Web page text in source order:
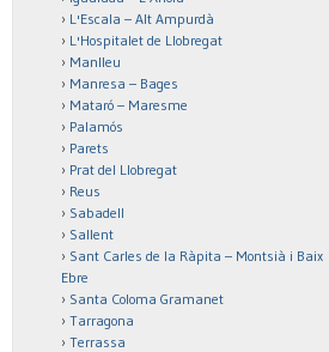
L'Escala – Alt Ampurdà
L'Hospitalet de Llobregat
Manlleu
Manresa – Bages
Mataró – Maresme
Palamós
Parets
Prat del Llobregat
Reus
Sabadell
Sallent
Sant Carles de la Ràpita – Montsià i Baix
Ebre
Santa Coloma Gramanet
Tarragona
Terrassa